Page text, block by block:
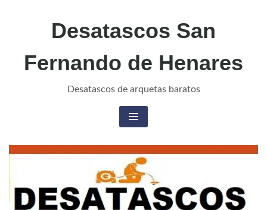
Desatascos San
Fernando de Henares
Desatascos de arquetas baratos